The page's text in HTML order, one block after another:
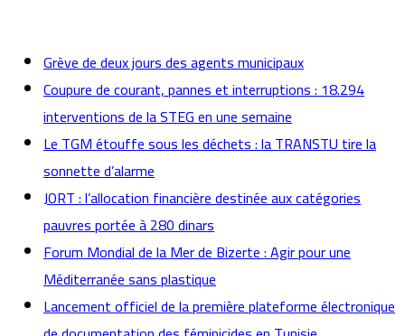
Grève de deux jours des agents municipaux
Coupure de courant, pannes et interruptions : 18.294
interventions de la STEG en une semaine
Le TGM étouffe sous les déchets : la TRANSTU tire la
sonnette d’alarme
JORT : l’allocation financière destinée aux catégories
pauvres portée à 280 dinars
Forum Mondial de la Mer de Bizerte : Agir pour une
Méditerranée sans plastique
Lancement officiel de la première plateforme électronique